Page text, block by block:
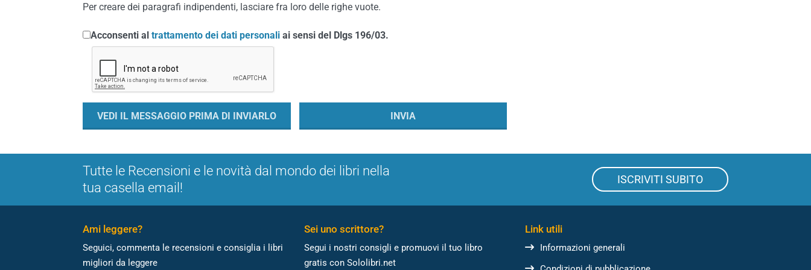
Per creare dei paragrafi indipendenti, lasciare fra loro delle righe vuote.
Acconsenti al trattamento dei dati personali ai sensi del Dlgs 196/03.
Tutte le Recensioni e le novità dal mondo dei libri nella
tua casella email!
ISCRIVITI SUBITO
Ami leggere?
Seguici, commenta le recensioni e consiglia i libri
migliori da leggere
Sei uno scrittore?
Segui i nostri consigli e promuovi il tuo libro
gratis con Sololibri.net
Link utili
Informazioni generali